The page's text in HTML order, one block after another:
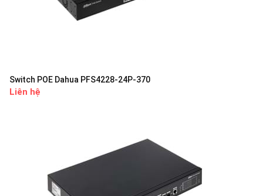
Switch POE Dahua PFS4228-24P-370
Liên hệ